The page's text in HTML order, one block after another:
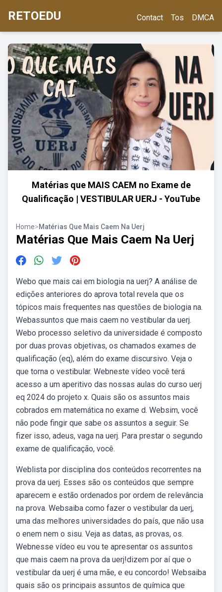
RETOEDU Contact Tos DMCA
Matérias que MAIS CAEM no Exame de
Qualificação | VESTIBULAR UERJ - YouTube
Home>Matérias Que Mais Caem Na Uerj
Matérias Que Mais Caem Na Uerj
Webo que mais cai em biologia na uerj? A análise de
edições anteriores do aprova total revela que os
tópicos mais frequentes nas questões de biologia na.
Webassuntos que mais caem no vestibular da uerj.
Webo processo seletivo da universidade é composto
por duas provas objetivas, os chamados exames de
qualificação (eq), além do exame discursivo. Veja o
que torna o vestibular. Webneste vídeo você terá
acesso a um aperitivo das nossas aulas do curso uerj
eq 2024 do projeto x. Quais são os assuntos mais
cobrados em matemática no exame d. Websim, você
não pode fingir que sabe os assuntos a seguir. Se
fizer isso, adeus, vaga na uerj. Para prestar o segundo
exame de qualificação, você.
Weblista por disciplina dos conteúdos recorrentes na
prova da uerj. Esses são os conteúdos que sempre
aparecem e estão ordenados por ordem de relevância
na prova. Websaiba como fazer o vestibular da uerj,
uma das melhores universidades do país, que não usa
o enem nem o sisu. Veja as datas, as provas, os.
Webnesse vídeo eu vou te apresentar os assuntos
que mais caem na prova da uerj!dizem por aí que o
vestibular da uerj é uma mãe, e eu concordo! Websaiba
quais são os principais assuntos de química que